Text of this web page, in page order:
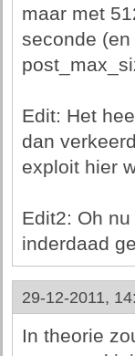
maar met
seconde
Edit: Het
dan
exploit hier
Edit2: Oh
inderdaad
29-12-2011,
In theorie